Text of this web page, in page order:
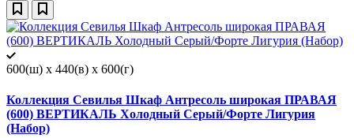
600(ш) x 440(в) x 600(г)
Коллекция Севилья Шкаф Антресоль широкая ПРАВАЯ
(600) ВЕРТИКАЛЬ Холодный Серый/Форте Лигурия
(Набор)